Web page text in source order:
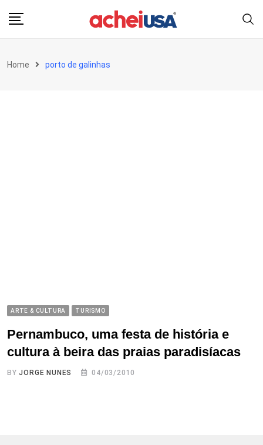
Home porto de galinhas
ARTE & CULTURA TURISMO
Pernambuco, uma festa de história e
cultura à beira das praias paradisíacas
BYJORGE NUNES 04/03/2010